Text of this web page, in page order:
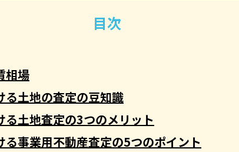
目次
相場
る土地の査定の豆知識
土地査定の3つのメリット
事業用不動産査定の5つのポイント